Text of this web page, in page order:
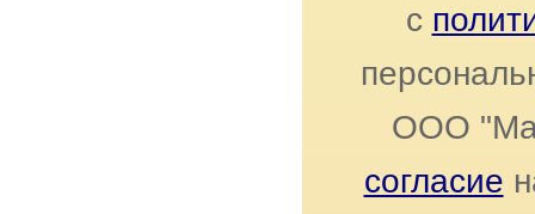
с
ООО
согласие